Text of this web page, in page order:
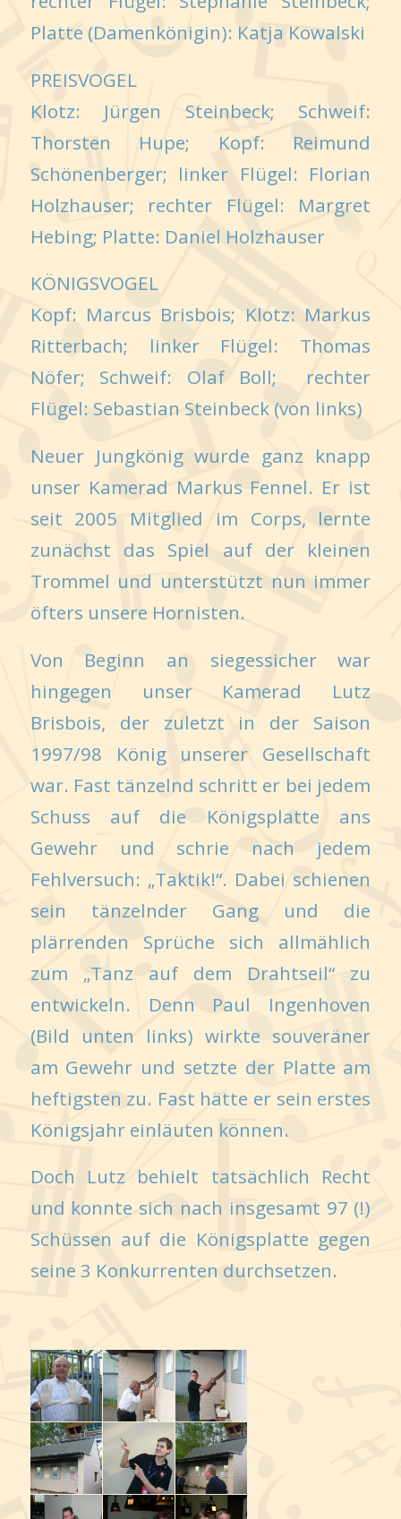
Platte (Damenkönigin): Katja Kowalski
PREISVOGEL
Klotz: Jürgen Steinbeck; Schweif:
Thorsten Hupe; Kopf: Reimund
Schönenberger; linker Flügel: Florian
Holzhauser; rechter Flügel: Margret
Hebing; Platte: Daniel Holzhauser
KÖNIGSVOGEL
Kopf: Marcus Brisbois; Klotz: Markus
Ritterbach; linker Flügel: Thomas
Nöfer; Schweif: Olaf Boll; rechter
Flügel: Sebastian Steinbeck (von links)
Neuer Jungkönig wurde ganz knapp
unser Kamerad Markus Fennel. Er ist
seit 2005 Mitglied im Corps, lernte
zunächst das Spiel auf der kleinen
Trommel und unterstützt nun immer
öfters unsere Hornisten.
Von Beginn an siegessicher war
hingegen unser Kamerad Lutz
Brisbois, der zuletzt in der Saison
1997/98 König unserer Gesellschaft
war. Fast tänzelnd schritt er bei jedem
Schuss auf die Königsplatte ans
Gewehr und schrie nach jedem
Fehlversuch: „Taktik!“. Dabei schienen
sein tänzelnder Gang und die
plärrenden Sprüche sich allmählich
zum „Tanz auf dem Drahtseil“ zu
entwickeln. Denn Paul Ingenhoven
(Bild unten links) wirkte souveräner
am Gewehr und setzte der Platte am
heftigsten zu. Fast hätte er sein erstes
Königsjahr einläuten können.
Doch Lutz behielt tatsächlich Recht
und konnte sich nach insgesamt 97 (!)
Schüssen auf die Königsplatte gegen
seine 3 Konkurrenten durchsetzen.